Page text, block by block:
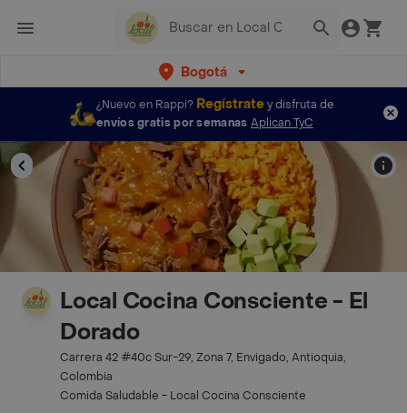
Bogotá
¿Nuevo en Rappi? Regístratey disfruta de
envíos gratis por semanas Aplican TyC
Local Cocina Consciente - El
Dorado
Carrera 42 #40c Sur-29, Zona 7, Envigado, Antioquia,
Colombia
Comida Saludable - Local Cocina Consciente